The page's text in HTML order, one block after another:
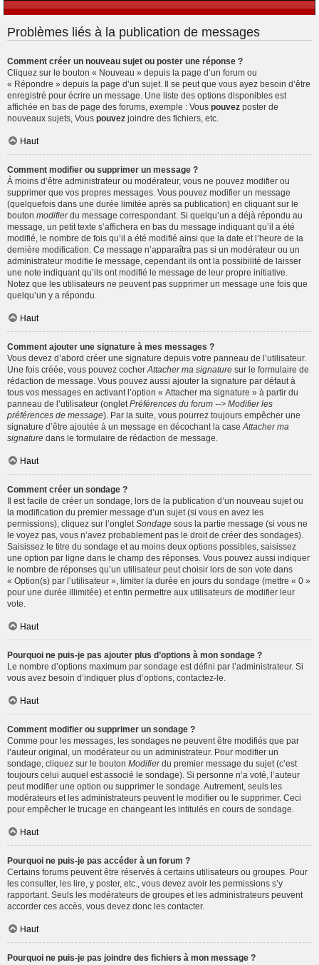
Problèmes liés à la publication de messages
Comment créer un nouveau sujet ou poster une réponse ?
Cliquez sur le bouton « Nouveau » depuis la page d’un forum ou
« Répondre » depuis la page d’un sujet. Il se peut que vous ayez besoin d’être
enregistré pour écrire un message. Une liste des options disponibles est
affichée en bas de page des forums, exemple : Vous pouvez poster de
nouveaux sujets, Vous pouvez joindre des fichiers, etc.
Haut
Comment modifier ou supprimer un message ?
À moins d’être administrateur ou modérateur, vous ne pouvez modifier ou
supprimer que vos propres messages. Vous pouvez modifier un message
(quelquefois dans une durée limitée après sa publication) en cliquant sur le
bouton modifierdu message correspondant. Si quelqu’un a déjà répondu au
message, un petit texte s’affichera en bas du message indiquant qu’il a été
modifié, le nombre de fois qu’il a été modifié ainsi que la date et l’heure de la
dernière modification. Ce message n’apparaîtra pas si un modérateur ou un
administrateur modifie le message, cependant ils ont la possibilité de laisser
une note indiquant qu’ils ont modifié le message de leur propre initiative.
Notez que les utilisateurs ne peuvent pas supprimer un message une fois que
quelqu’un y a répondu.
Haut
Comment ajouter une signature à mes messages ?
Vous devez d’abord créer une signature depuis votre panneau de l’utilisateur.
Une fois créée, vous pouvez cocher Attacher ma signature sur le formulaire de
rédaction de message. Vous pouvez aussi ajouter la signature par défaut à
tous vos messages en activant l’option « Attacher ma signature » à partir du
panneau de l’utilisateur (onglet Préférences du forum --> Modifier les
préférences de message). Par la suite, vous pourrez toujours empêcher une
signature d’être ajoutée à un message en décochant la case Attacher ma
signature dans le formulaire de rédaction de message.
Haut
Comment créer un sondage ?
Il est facile de créer un sondage, lors de la publication d’un nouveau sujet ou
la modification du premier message d’un sujet (si vous en avez les
permissions), cliquez sur l’onglet Sondage sous la partie message (si vous ne
le voyez pas, vous n’avez probablement pas le droit de créer des sondages).
Saisissez le titre du sondage et au moins deux options possibles, saisissez
une option par ligne dans le champ des réponses. Vous pouvez aussi indiquer
le nombre de réponses qu’un utilisateur peut choisir lors de son vote dans
« Option(s) par l’utilisateur », limiter la durée en jours du sondage (mettre « 0 »
pour une durée illimitée) et enfin permettre aux utilisateurs de modifier leur
vote.
Haut
Pourquoi ne puis-je pas ajouter plus d’options à mon sondage ?
Le nombre d’options maximum par sondage est défini par l’administrateur. Si
vous avez besoin d’indiquer plus d’options, contactez-le.
Haut
Comment modifier ou supprimer un sondage ?
Comme pour les messages, les sondages ne peuvent être modifiés que par
l’auteur original, un modérateur ou un administrateur. Pour modifier un
sondage, cliquez sur le bouton Modifierdu premier message du sujet (c’est
toujours celui auquel est associé le sondage). Si personne n’a voté, l’auteur
peut modifier une option ou supprimer le sondage. Autrement, seuls les
modérateurs et les administrateurs peuvent le modifier ou le supprimer. Ceci
pour empêcher le trucage en changeant les intitulés en cours de sondage.
Haut
Pourquoi ne puis-je pas accéder à un forum ?
Certains forums peuvent être réservés à certains utilisateurs ou groupes. Pour
les consulter, les lire, y poster, etc., vous devez avoir les permissions s’y
rapportant. Seuls les modérateurs de groupes et les administrateurs peuvent
accorder ces accès, vous devez donc les contacter.
Haut
Pourquoi ne puis-je pas joindre des fichiers à mon message ?